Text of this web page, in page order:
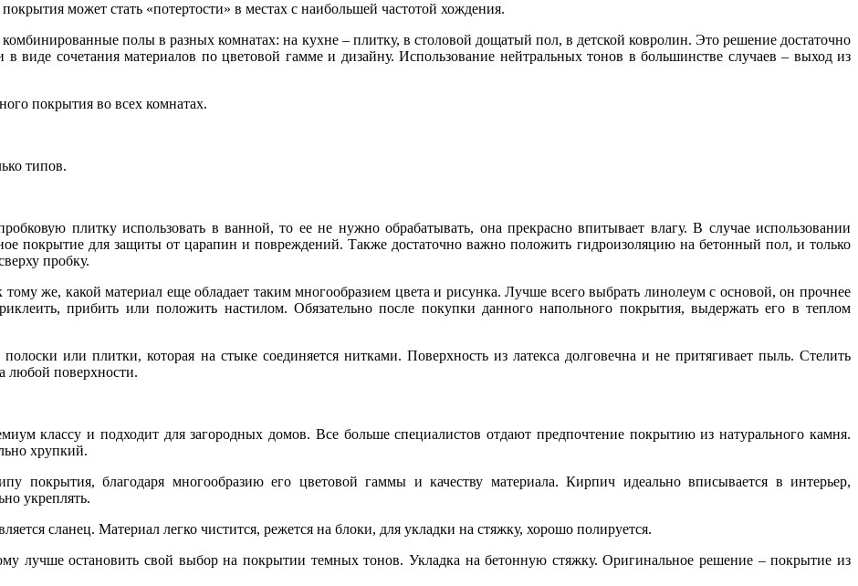
может стать «потертости» в местах с наибольшей частотой хождения.
полы в разных комнатах: на кухне – плитку, в столовой дощатый пол, в детской ковролин. Это решение достаточно
виде сочетания материалов по цветовой гамме и дизайну. Использование нейтральных тонов в большинстве случаев – выход из
покрытия во всех комнатах.
типов.
плитку использовать в ванной, то ее не нужно обрабатывать, она прекрасно впитывает влагу. В случае использовании
покрытие для защиты от царапин и повреждений. Также достаточно важно положить гидроизоляцию на бетонный пол, и только
пробку.
же, какой материал еще обладает таким многообразием цвета и рисунка. Лучше всего выбрать линолеум с основой, он прочнее
прибить или положить настилом. Обязательно после покупки данного напольного покрытия, выдержать его в теплом
или плитки, которая на стыке соединяется нитками. Поверхность из латекса долговечна и не притягивает пыль. Стелить
любой поверхности.
классу и подходит для загородных домов. Все больше специалистов отдают предпочтение покрытию из натурального камня.
хрупкий.
покрытия, благодаря многообразию его цветовой гаммы и качеству материала. Кирпич идеально вписывается в интерьер,
укреплять.
сланец. Материал легко чистится, режется на блоки, для укладки на стяжку, хорошо полируется.
лучше остановить свой выбор на покрытии темных тонов. Укладка на бетонную стяжку. Оригинальное решение – покрытие из